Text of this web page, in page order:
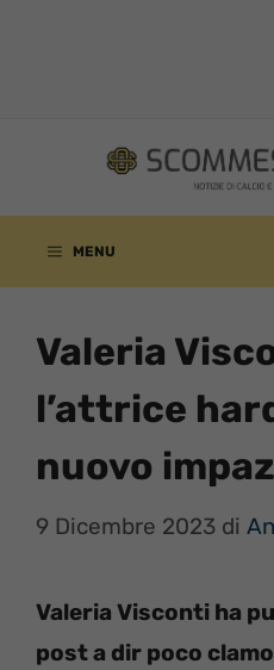
contenuto
MENU
Valeria
l’attrice
nuovo
9 Dicembre 2023 di
Valeria Visconti ha
post a dir poco